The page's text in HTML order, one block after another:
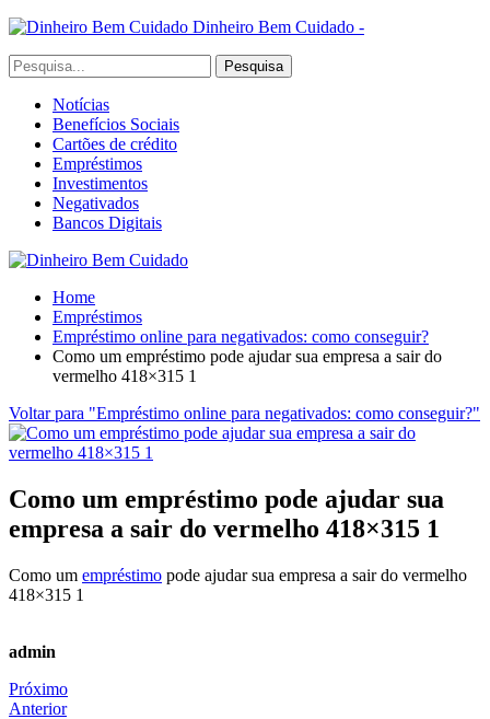
Dinheiro Bem Cuidado -
Notícias
Benefícios Sociais
Cartões de crédito
Empréstimos
Investimentos
Negativados
Bancos Digitais
Home
Empréstimos
Empréstimo online para negativados: como conseguir?
Como um empréstimo pode ajudar sua empresa a sair do
vermelho 418×315 1
Voltar para "Empréstimo online para negativados: como conseguir?"
Como um empréstimo pode ajudar sua
empresa a sair do vermelho 418×315 1
Como um empréstimo pode ajudar sua empresa a sair do vermelho
418×315 1
admin
Próximo
Anterior